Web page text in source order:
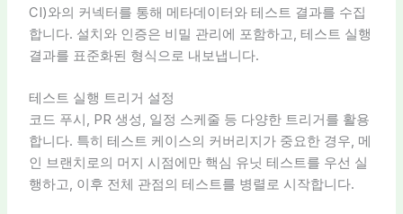
CI)와의 커넥터를 통해 메타데이터와 테스트 결과를 수집
합니다. 설치와 인증은 비밀 관리에 포함하고, 테스트 실행
결과를 표준화된 형식으로 내보냅니다.
테스트 실행 트리거 설정
코드 푸시, PR 생성, 일정 스케줄 등 다양한 트리거를 활용
합니다. 특히 테스트 케이스의 커버리지가 중요한 경우, 메
인 브랜치로의 머지 시점에만 핵심 유닛 테스트를 우선 실
행하고, 이후 전체 관점의 테스트를 병렬로 시작합니다.